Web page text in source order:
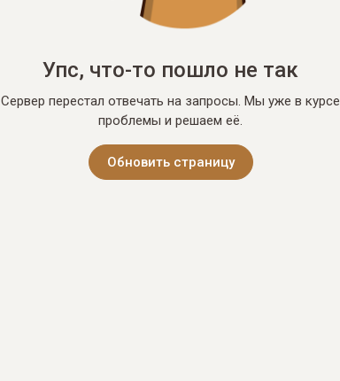
Упс, что-то пошло не так
Сервер перестал отвечать на запросы. Мы уже в курсе
проблемы и решаем её.
Обновить страницу